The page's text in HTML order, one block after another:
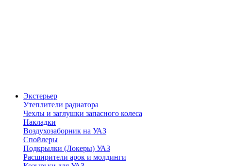
Экстерьер
Утеплители радиатора
Чехлы и заглушки запасного колеса
Накладки
Воздухозаборник на УАЗ
Спойлеры
Подкрылки (Локеры) УАЗ
Расширители арок и молдинги